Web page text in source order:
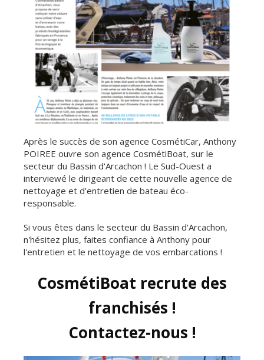
Après le succès de son agence CosmétiCar, Anthony
POIREE ouvre son agence CosmétiBoat, sur le
secteur du Bassin d'Arcachon ! Le Sud-Ouest a
interviewé le dirigeant de cette nouvelle agence de
nettoyage et d'entretien de bateau éco-
responsable.
Si vous êtes dans le secteur du Bassin d'Arcachon,
n'hésitez plus, faites confiance à Anthony pour
l'entretien et le nettoyage de vos embarcations !
CosmétiBoat recrute des
franchisés !
Contactez-nous !